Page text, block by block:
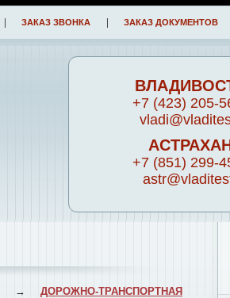
ЗАКАЗ ЗВОНКА ЗАКАЗ ДОКУМЕНТОВ
+7 (423) 205-
+7 (851) 299-
→ ДОРОЖНО-ТРАНСПОРТНАЯ